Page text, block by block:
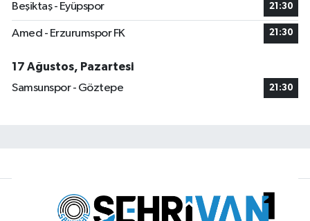
Beşiktaş - Eyüpspor 21:30
Amed - Erzurumspor FK 21:30
17 Ağustos, Pazartesi
Samsunspor - Göztepe
21:30